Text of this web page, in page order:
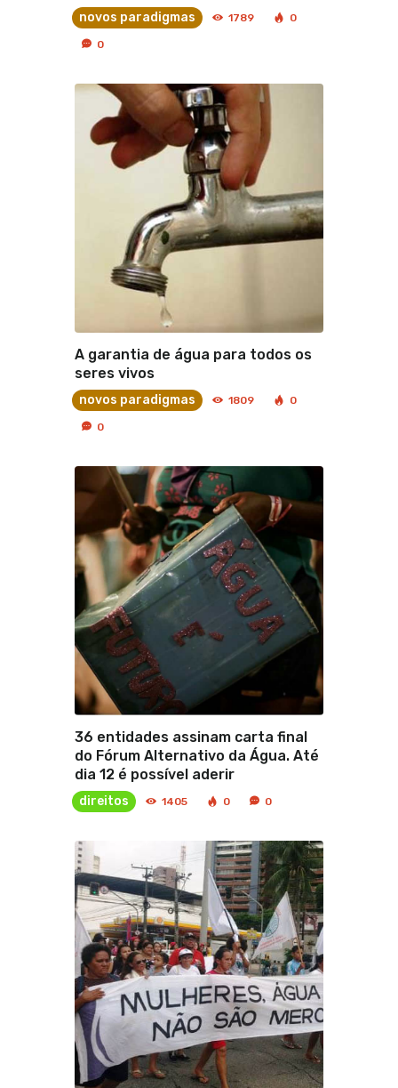
novos paradigmas 1789 0
0
A garantia de água para todos os
seres vivos
novos paradigmas 1809 0
0
36 entidades assinam carta final
do Fórum Alternativo da Água. Até
dia 12 é possível aderir
direitos 1405 0 0